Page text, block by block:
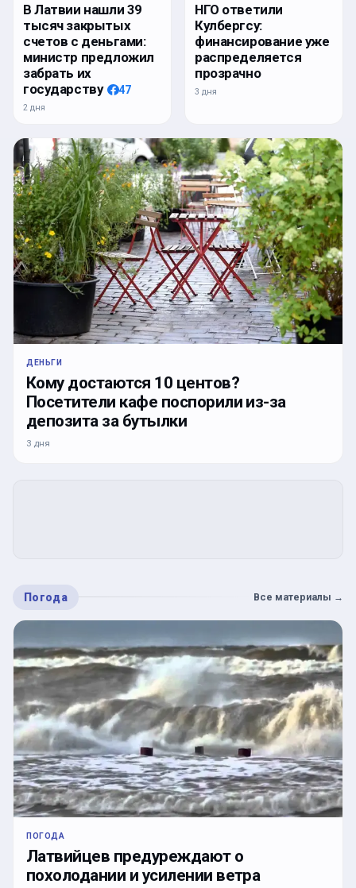
В Латвии нашли 39
тысяч закрытых
счетов с деньгами:
министр предложил
забрать их
государству
47
2 дня
НГО ответили
Кулбергсу:
финансирование уже
распределяется
прозрачно
3 дня
ДЕНЬГИ
Кому достаются 10 центов?
Посетители кафе поспорили из-за
депозита за бутылки
3 дня
Погода Все материалы →
ПОГОДА
Латвийцев предуреждают о
похолодании и усилении ветра